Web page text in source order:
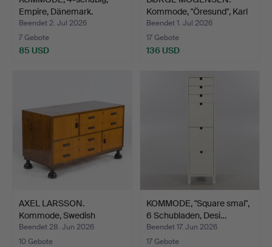
Empire, Dänemark.
Beendet 2. Jul 2026
7 Gebote
85 USD
Kommode, "Öresund", Karl
A…
Beendet 1. Jul 2026
17 Gebote
136 USD
AXEL LARSSON.
Kommode, Swedish
modern.
Beendet 28. Jun 2026
10 Gebote
KOMMODE, "Square smal",
6 Schubladen, Desi…
Beendet 17. Jun 2026
17 Gebote